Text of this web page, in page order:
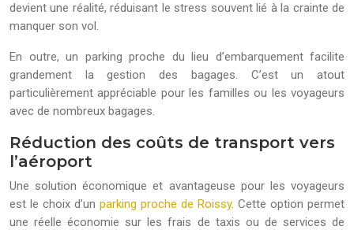
devient une réalité, réduisant le stress souvent lié à la crainte de
manquer son vol.
En outre, un parking proche du lieu d’embarquement facilite
grandement la gestion des bagages. C’est un atout
particulièrement appréciable pour les familles ou les voyageurs
avec de nombreux bagages.
Réduction des coûts de transport vers
l’aéroport
Une solution économique et avantageuse pour les voyageurs
est le choix d’un parking proche de Roissy. Cette option permet
une réelle économie sur les frais de taxis ou de services de